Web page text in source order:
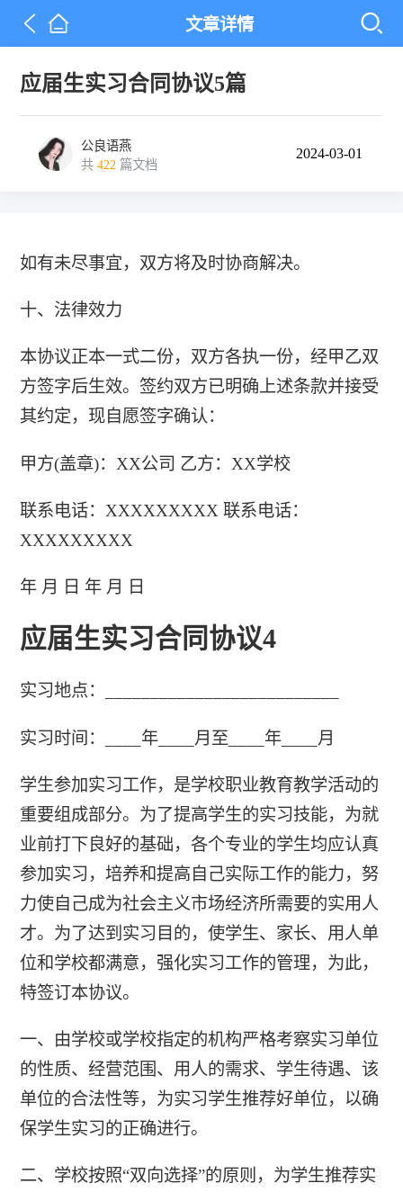
文章详情
应届生实习合同协议5篇
公良语燕
共 422 篇文档
2024-03-01
如有未尽事宜，双方将及时协商解决。
十、法律效力
本协议正本一式二份，双方各执一份，经甲乙双
方签字后生效。签约双方已明确上述条款并接受
其约定，现自愿签字确认：
甲方(盖章)：XX公司 乙方：XX学校
联系电话：XXXXXXXXX 联系电话：
XXXXXXXXX
年 月 日 年 月 日
应届生实习合同协议4
实习地点：__________________________
实习时间：____年____月至____年____月
学生参加实习工作，是学校职业教育教学活动的
重要组成部分。为了提高学生的实习技能，为就
业前打下良好的基础，各个专业的学生均应认真
参加实习，培养和提高自己实际工作的能力，努
力使自己成为社会主义市场经济所需要的实用人
才。为了达到实习目的，使学生、家长、用人单
位和学校都满意，强化实习工作的管理，为此，
特签订本协议。
一、由学校或学校指定的机构严格考察实习单位
的性质、经营范围、用人的需求、学生待遇、该
单位的合法性等，为实习学生推荐好单位，以确
保学生实习的正确进行。
二、学校按照“双向选择”的原则，为学生推荐实